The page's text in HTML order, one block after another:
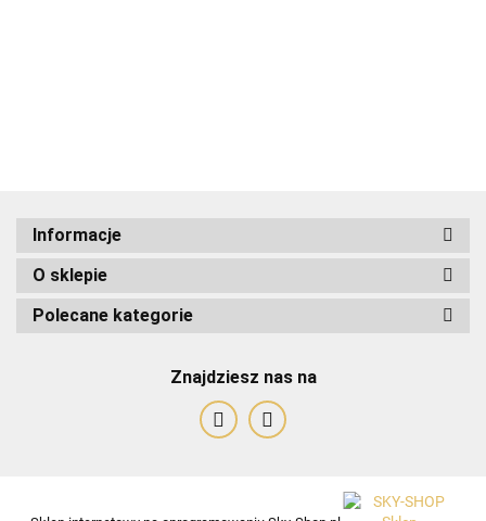
Alessandro Paoli
Informacje
O sklepie
Polecane kategorie
Znajdziesz nas na